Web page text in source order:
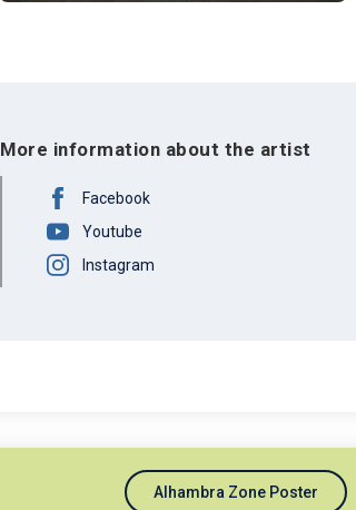
More information about the artist
Facebook
Youtube
Instagram
Alhambra Zone Poster